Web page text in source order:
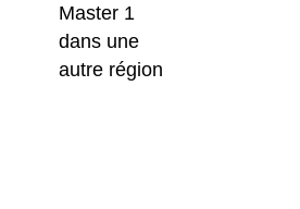
Master 1
dans une
autre région